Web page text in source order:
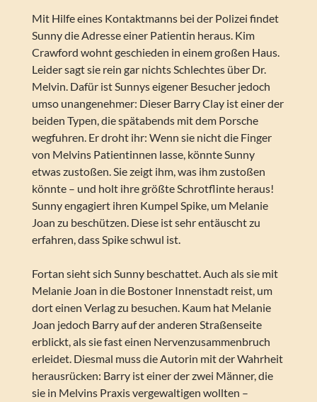
Mit Hilfe eines Kontaktmanns bei der Polizei findet
Sunny die Adresse einer Patientin heraus. Kim
Crawford wohnt geschieden in einem großen Haus.
Leider sagt sie rein gar nichts Schlechtes über Dr.
Melvin. Dafür ist Sunnys eigener Besucher jedoch
umso unangenehmer: Dieser Barry Clay ist einer der
beiden Typen, die spätabends mit dem Porsche
wegfuhren. Er droht ihr: Wenn sie nicht die Finger
von Melvins Patientinnen lasse, könnte Sunny
etwas zustoßen. Sie zeigt ihm, was ihm zustoßen
könnte – und holt ihre größte Schrotflinte heraus!
Sunny engagiert ihren Kumpel Spike, um Melanie
Joan zu beschützen. Diese ist sehr entäuscht zu
erfahren, dass Spike schwul ist.
Fortan sieht sich Sunny beschattet. Auch als sie mit
Melanie Joan in die Bostoner Innenstadt reist, um
dort einen Verlag zu besuchen. Kaum hat Melanie
Joan jedoch Barry auf der anderen Straßenseite
erblickt, als sie fast einen Nervenzusammenbruch
erleidet. Diesmal muss die Autorin mit der Wahrheit
herausrücken: Barry ist einer der zwei Männer, die
sie in Melvins Praxis vergewaltigen wollten –